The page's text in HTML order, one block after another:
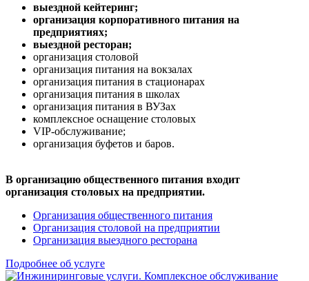
выездной кейтеринг;
организация корпоративного питания на
предприятиях;
выездной ресторан;
организация столовой
организация питания на вокзалах
организация питания в стационарах
организация питания в школах
организация питания в ВУЗах
комплексное оснащение столовых
VIP-обслуживание;
организация буфетов и баров.
В организацию общественного питания входит
организация столовых на предприятии.
Организация общественного питания
Организация столовой на предприятии
Организация выездного ресторана
Подробнее об услуге